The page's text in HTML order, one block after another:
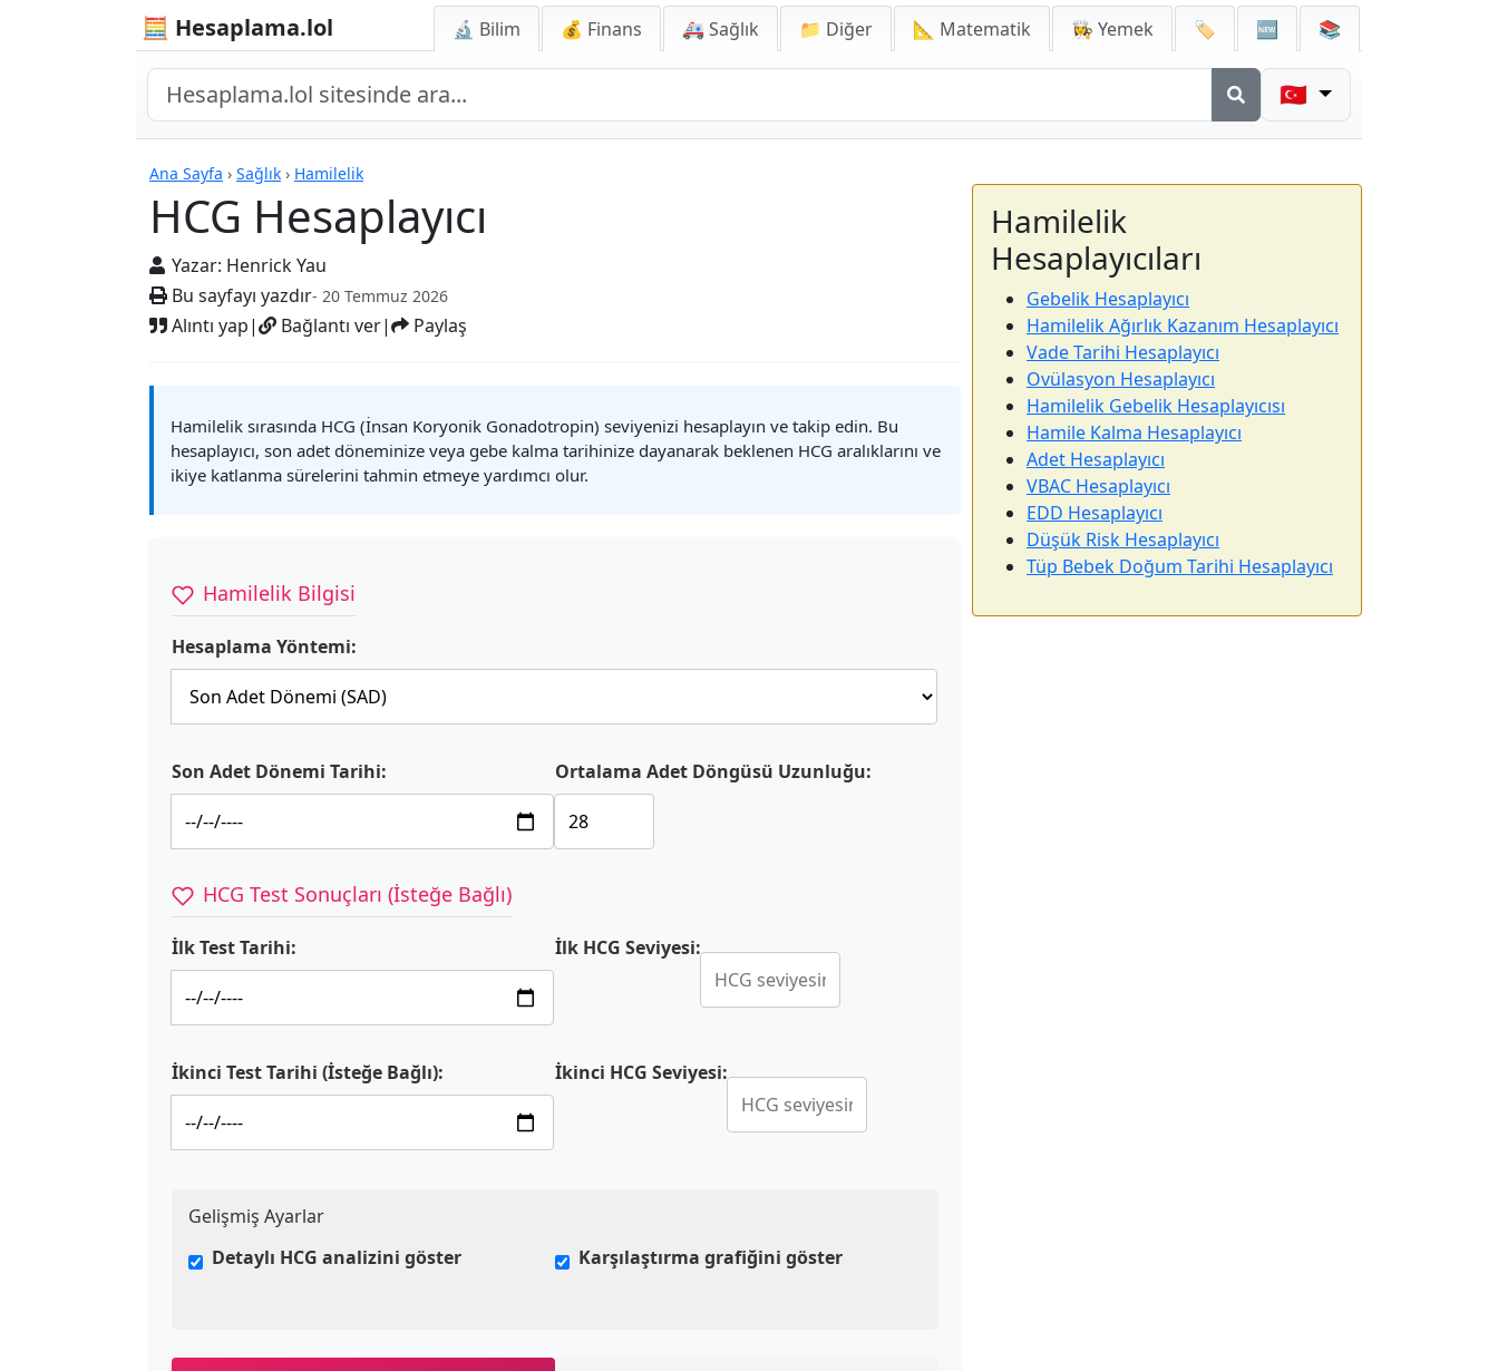
🧮 Hesaplama.lol 🔬 Bilim 💰 Finans 🚑 Sağlık 📁 Diğer 📐 Matematik 👩‍🍳 Yemek 🏷️ 🆕 📚
🇹🇷
Ana Sayfa › Sağlık › Hamilelik
HCG Hesaplayıcı
Yazar: Henrick Yau
Bu sayfayı yazdır- 20 Temmuz 2026
Alıntı yap| Bağlantı ver| Paylaş
Hesap Makineleri
Hamilelik sırasında HCG (İnsan Koryonik Gonadotropin) seviyenizi hesaplayın ve takip edin. Bu
hesaplayıcı, son adet döneminize veya gebe kalma tarihinize dayanarak beklenen HCG aralıklarını ve
ikiye katlanma sürelerini tahmin etmeye yardımcı olur.
Hamilelik Bilgisi
Hesaplama Yöntemi:
Son Adet Dönemi Tarihi: Ortalama Adet Döngüsü Uzunluğu:
HCG Test Sonuçları (İsteğe Bağlı)
İlk Test Tarihi: İlk HCG Seviyesi:
İkinci Test Tarihi (İsteğe Bağlı): İkinci HCG Seviyesi:
Gelişmiş Ayarlar
Detaylı HCG analizini göster
Karşılaştırma grafiğini göster
Hamilelik
Hesaplayıcıları
Gebelik Hesaplayıcı
Hamilelik Ağırlık Kazanım Hesaplayıcı
Vade Tarihi Hesaplayıcı
Ovülasyon Hesaplayıcı
Hamilelik Gebelik Hesaplayıcısı
Hamile Kalma Hesaplayıcı
Adet Hesaplayıcı
VBAC Hesaplayıcı
EDD Hesaplayıcı
Düşük Risk Hesaplayıcı
Tüp Bebek Doğum Tarihi Hesaplayıcı